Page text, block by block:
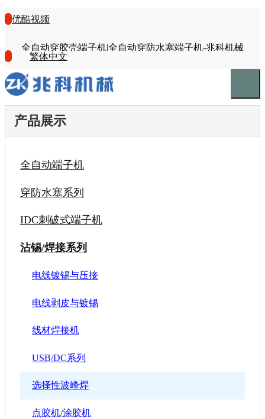
优酷视频
全自动穿胶壳端子机|全自动穿防水塞端子机-兆科机械
繁体中文
产品展示
全自动端子机
穿防水塞系列
IDC刺破式端子机
沾锡/焊接系列
电线镀锡与压接
电线剥皮与镀锡
线材焊接机
USB/DC系列
选择性波峰焊
点胶机/涂胶机